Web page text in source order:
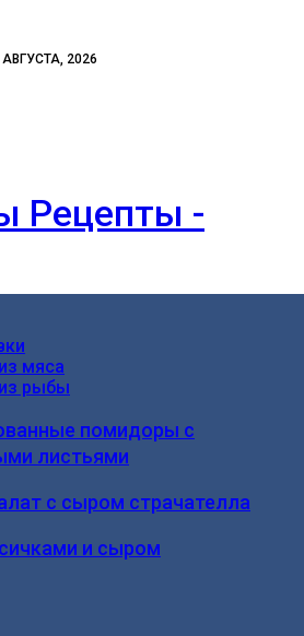
2026
Рецепты -
мяса
рыбы
помидоры с
листьями
с сыром страчателла
и сыром